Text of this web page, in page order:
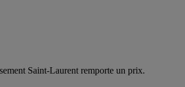
Saint-Laurent remporte un prix.